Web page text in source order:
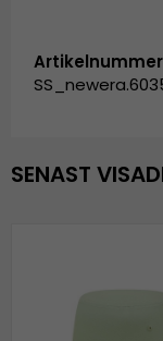
SENAST